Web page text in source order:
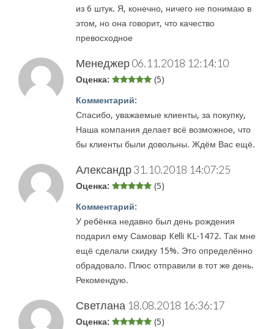
из 6 штук. Я, конечно, ничего не понимаю в
этом, но она говорит, что качество
превосходное
Менеджер06.11.2018 12:14:10
Оценка: (5)
Комментарий:
Спасибо, уважаемые клиенты, за покупку,
Наша компания делает всё возможное, что
бы клиенты были довольны. Ждём Вас ещё.
Александр31.10.2018 14:07:25
Оценка: (5)
Комментарий:
У ребёнка недавно был день рождения
подарил ему Самовар Kelli KL-1472. Так мне
ещё сделали скидку 15%. Это определённо
обрадовало. Плюс отправили в тот же день.
Рекомендую.
Светлана 18.08.2018 16:36:17
Оценка: (5)